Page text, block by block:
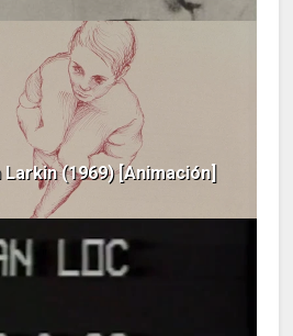
Larkin (1969) [Animación]